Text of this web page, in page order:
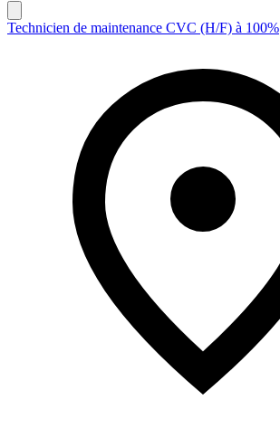
Technicien de maintenance CVC (H/F) à 100%